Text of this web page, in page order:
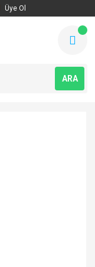
Üye Ol
ARA